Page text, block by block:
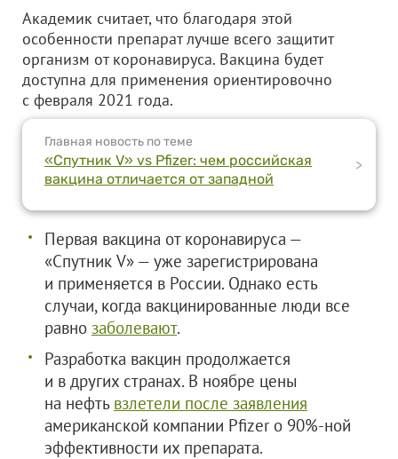
Академик считает, что благодаря этой
особенности препарат лучше всего защитит
организм от коронавируса. Вакцина будет
доступна для применения ориентировочно
с февраля 2021 года.
Главная новость по теме
«Спутник V» vs Pfizer: чем российская
вакцина отличается от западной
>
Первая вакцина от коронавируса —
«Спутник V» — уже зарегистрирована
и применяется в России. Однако есть
случаи, когда вакцинированные люди все
равно заболевают.
Разработка вакцин продолжается
и в других странах. В ноябре цены
на нефть взлетели после заявления
американской компании Pfizer о 90%-ной
эффективности их препарата.